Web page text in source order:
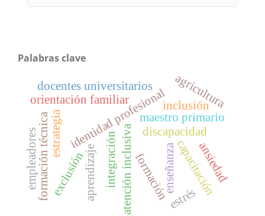
Palabras clave
formación
atención inclusiva
identidad profesional
enseñanza
aprendizaje
inclusión
exclusión
discapacidad
capacitación
estrés
ansiedad
docentes universitarios
maestro primario
orientación familiar agricultura
formación técnica integración
empleadores estrategia